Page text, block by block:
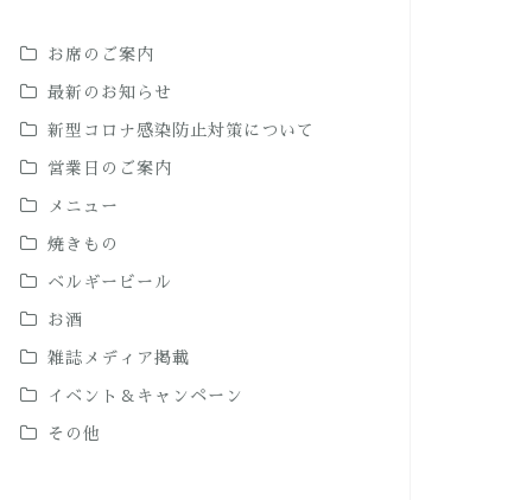
お席のご案内
最新のお知らせ
新型コロナ感染防止対策について
営業日のご案内
メニュー
焼きもの
ベルギービール
お酒
雑誌メディア掲載
イベント＆キャンペーン
その他